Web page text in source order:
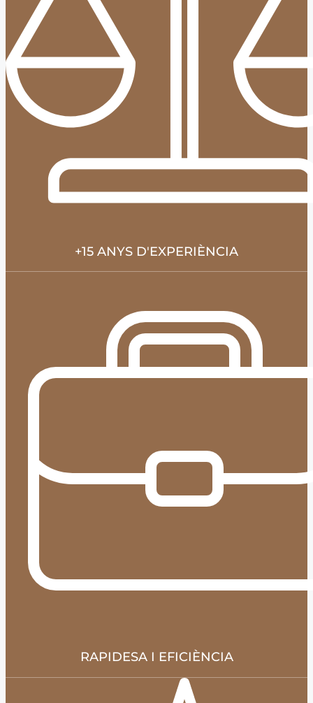
+15 ANYS D'EXPERIÈNCIA
RAPIDESA I EFICIÈNCIA